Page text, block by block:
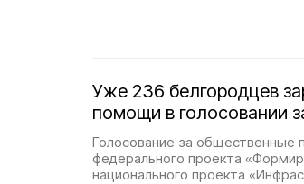
Уже 236 белгородцев
помощи в голосовании
Голосование за общественные
федерального проекта
национального проекта